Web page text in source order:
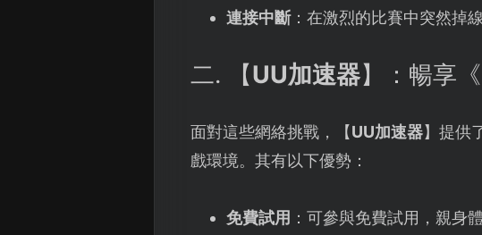
連接中斷：在激烈的比賽中突然掉
二. 【UU加速器】：暢享
面對這些網絡挑戰，【UU加速器】提供
戲環境。其有以下優勢：
免費試用 ：可參與免費試用，親身